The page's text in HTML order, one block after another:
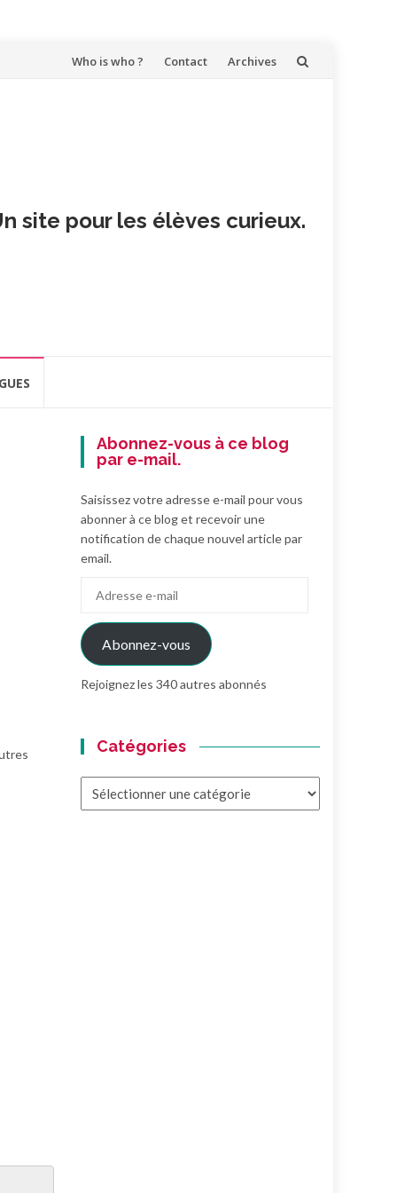
Aller
Who is who ? Contact Archives
site pour les élèves curieux.
Abonnez-vous à ce blog
par e-mail.
Saisissez votre adresse e-mail pour vous
abonner à ce blog et recevoir une
notification de chaque nouvel article par
email.
mail
Abonnez-vous
Rejoignez les 340 autres abonnés
Catégories